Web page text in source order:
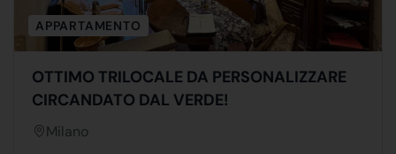
APPARTAMENTO
OTTIMO TRILOCALE DA PERSONALIZZARE
CIRCANDATO DAL VERDE!
Milano